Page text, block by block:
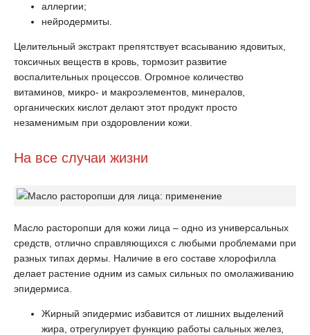
аллергии;
нейродермиты.
Целительный экстракт препятствует всасыванию ядовитых,
токсичных веществ в кровь, тормозит развитие
воспалительных процессов. Огромное количество
витаминов, микро- и макроэлементов, минералов,
органических кислот делают этот продукт просто
незаменимым при оздоровлении кожи.
На все случаи жизни
Масло расторопши для кожи лица – одно из универсальных
средств, отлично справляющихся с любыми проблемами при
разных типах дермы. Наличие в его составе хлорофилла
делает растение одним из самых сильных по омолаживанию
эпидермиса.
Жирный эпидермис избавится от лишних выделений
жира, отрегулирует функцию работы сальных желез,